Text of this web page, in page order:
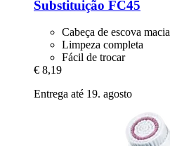
Substituição FC45
Cabeça de escova macia
Limpeza completa
Fácil de trocar
€ 8,19
Entrega até 19. agosto